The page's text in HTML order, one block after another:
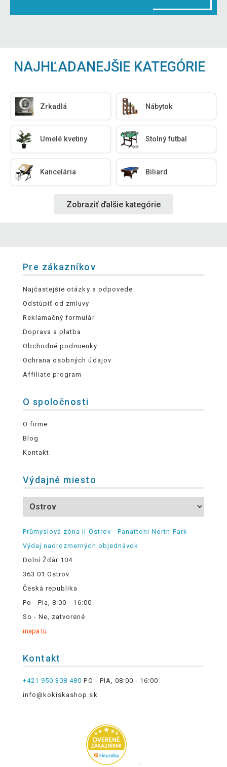
NAJHĽADANEJŠIE KATEGÓRIE
Zrkadlá Nábytok
Umelé kvetiny Stolný futbal
Kancelária Biliard
Zobraziť ďalšie kategórie
Pre zákazníkov
Najčastejšie otázky a odpovede
Odstúpiť od zmluvy
Reklamačný formulár
Doprava a platba
Obchodné podmienky
Ochrana osobných údajov
Affiliate program
O spoločnosti
O firme
Blog
Kontakt
Výdajné miesto
Průmyslová zóna II Ostrov - Panattoni North Park -
Výdaj nadrozmerných objednávok
Dolní Žďár 104
363 01 Ostrov
Česká republika
Po - Pia, 8:00 - 16:00
So - Ne, zatvorené
mapa tu
Kontakt
+421 950 308 480 PO - PIA, 08:00 - 16:00
info@kokiskashop.sk
.